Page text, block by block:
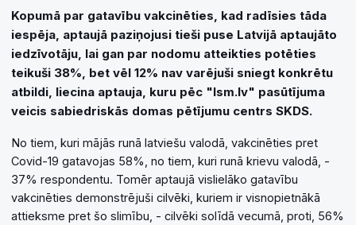
Kopumā par gatavību vakcinēties, kad radīsies tāda
iespēja, aptaujā paziņojusi tieši puse Latvijā aptaujāto
iedzīvotāju, lai gan par nodomu atteikties potēties
teikuši 38%, bet vēl 12% nav varējuši sniegt konkrētu
atbildi, liecina aptauja, kuru pēc "lsm.lv" pasūtījuma
veicis sabiedriskās domas pētījumu centrs SKDS.
No tiem, kuri mājās runā latviešu valodā, vakcinēties pret
Covid-19 gatavojas 58%, no tiem, kuri runā krievu valodā, -
37% respondentu. Tomēr aptaujā vislielāko gatavību
vakcinēties demonstrējuši cilvēki, kuriem ir visnopietnākā
attieksme pret šo slimību, - cilvēki solīdā vecumā, proti, 56%